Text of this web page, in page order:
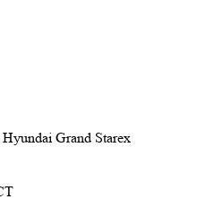
Hyundai Grand Starex